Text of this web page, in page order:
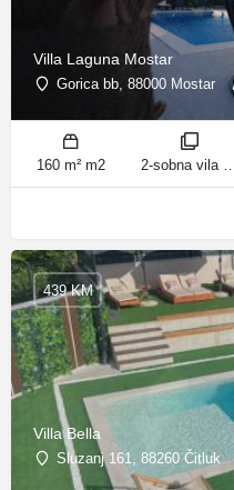
Villa Laguna Mostar
Gorica bb, 88000 Mostar
160 m² m2 2-sobna
Villa Bella
Sluzanj 161, 88260 Čitluk
439 KM